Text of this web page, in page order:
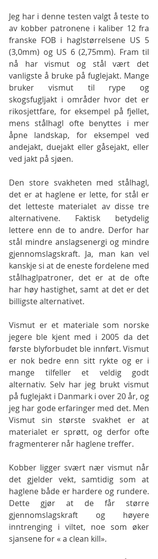
Jeg har i denne testen valgt å teste to
av kobber patronene i kaliber 12 fra
franske FOB i haglstørrelsene US 5
(3,0mm) og US 6 (2,75mm). Fram til
nå har vismut og stål vært det
vanligste å bruke på fuglejakt. Mange
bruker vismut til rype og
skogsfugljakt i områder hvor det er
rikosjettfare, for eksempel på fjellet,
mens stålhagl ofte benyttes i mer
åpne landskap, for eksempel ved
andejakt, duejakt eller gåsejakt, eller
ved jakt på sjøen.
Den store svakheten med stålhagl,
det er at haglene er lette, for stål er
det letteste materialet av disse tre
alternativene. Faktisk betydelig
lettere enn de to andre. Derfor har
stål mindre anslagsenergi og mindre
gjennomslagskraft. Ja, man kan vel
kanskje si at de eneste fordelene med
stålhaglpatroner, det er at de ofte
har høy hastighet, samt at det er det
billigste alternativet.
Vismut er et materiale som norske
jegere ble kjent med i 2005 da det
første blyforbudet ble innført. Vismut
er nok bedre enn sitt rykte og er i
mange tilfeller et veldig godt
alternativ. Selv har jeg brukt vismut
på fuglejakt i Danmark i over 20 år, og
jeg har gode erfaringer med det. Men
Vismut sin største svakhet er at
materialet er sprøtt, og derfor ofte
fragmenterer når haglene treffer.
Kobber ligger svært nær vismut når
det gjelder vekt, samtidig som at
haglene både er hardere og rundere.
Dette gjør at de får større
gjennomslagskraft og høyere
inntrenging i viltet, noe som øker
sjansene for « a clean kill».